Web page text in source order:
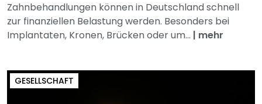
Zahnbehandlungen können in Deutschland schnell
zur finanziellen Belastung werden. Besonders bei
Implantaten, Kronen, Brücken oder um... | mehr
GESELLSCHAFT